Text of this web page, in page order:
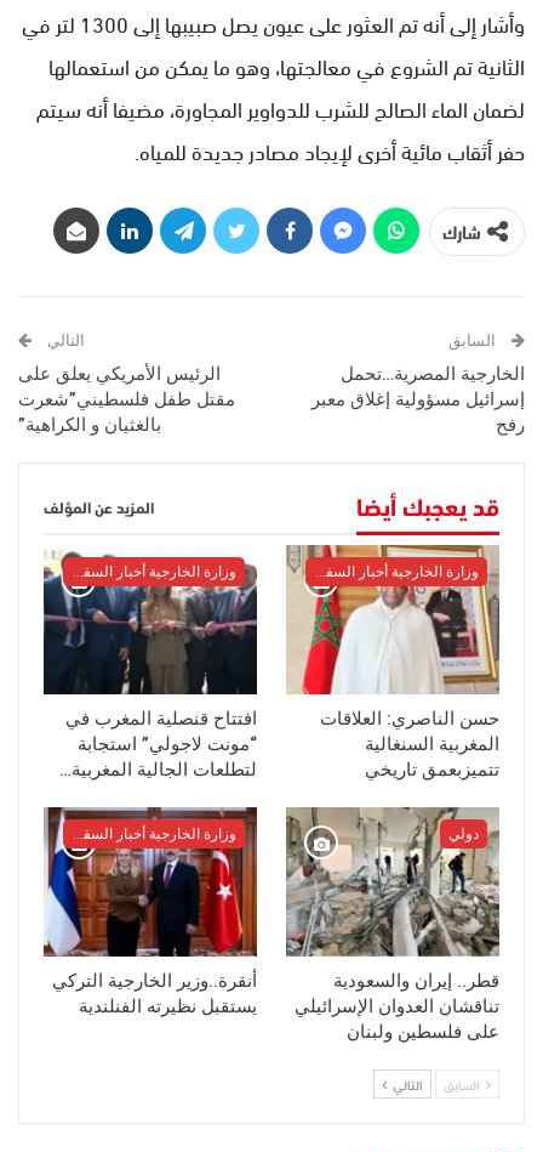
وأشار إلى أنه تم العثور على عيون يصل صبيبها إلى 1300 لتر في
الثانية تم الشروع في معالجتها، وهو ما يمكن من استعمالها
لضمان الماء الصالح للشرب للدواوير المجاورة، مضيفا أنه سيتم
حفر أثقاب مائية أخرى لإيجاد مصادر جديدة للمياه.
شارك
السابق
الخارجية المصرية…تحمل
إسرائيل مسؤولية إغلاق معبر
رفح
التالي
الرئيس الأمريكي يعلق على
مقتل طفل فلسطيني”شعرت
بالغثيان و الكراهية”
قد يعجبك أيضا المزيد عن المؤلف
حسن الناصري: العلاقات
المغربية السنغالية
تتميزبعمق تاريخي
افتتاح قنصلية المغرب في
“مونت لاجولي” استجابة
لتطلعات الجالية المغربية…
دولي
قطر.. إيران والسعودية
تناقشان العدوان الإسرائيلي
على فلسطين ولبنان
وزارة الخارجية أخبار السفراء
أنقرة..وزير الخارجية التركي
يستقبل نظيرته الفنلندية
السابق التالي